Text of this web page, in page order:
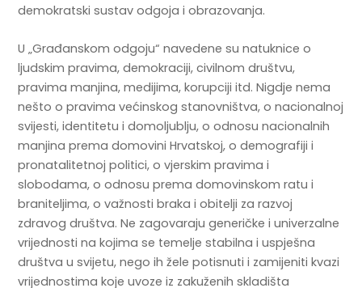
demokratski sustav odgoja i obrazovanja.
U „Građanskom odgoju“ navedene su natuknice o
ljudskim pravima, demokraciji, civilnom društvu,
pravima manjina, medijima, korupciji itd. Nigdje nema
nešto o pravima većinskog stanovništva, o nacionalnoj
svijesti, identitetu i domoljublju, o odnosu nacionalnih
manjina prema domovini Hrvatskoj, o demografiji i
pronatalitetnoj politici, o vjerskim pravima i
slobodama, o odnosu prema domovinskom ratu i
braniteljima, o važnosti braka i obitelji za razvoj
zdravog društva. Ne zagovaraju generičke i univerzalne
vrijednosti na kojima se temelje stabilna i uspješna
društva u svijetu, nego ih žele potisnuti i zamijeniti kvazi
vrijednostima koje uvoze iz zakuženih skladišta